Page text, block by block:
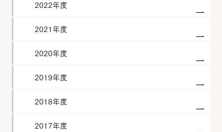
2022年度
2021年度
2020年度
2019年度
2018年度
2017年度